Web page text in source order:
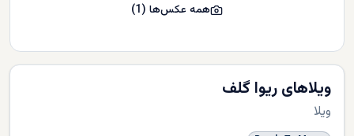
ویلاهای ریوا گلف
ویلا
همه عکس‌ها (
1
)